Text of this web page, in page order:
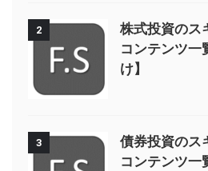
2
株式投資のス
コンテンツ一
け】
3
債券投資のス
コンテンツ一